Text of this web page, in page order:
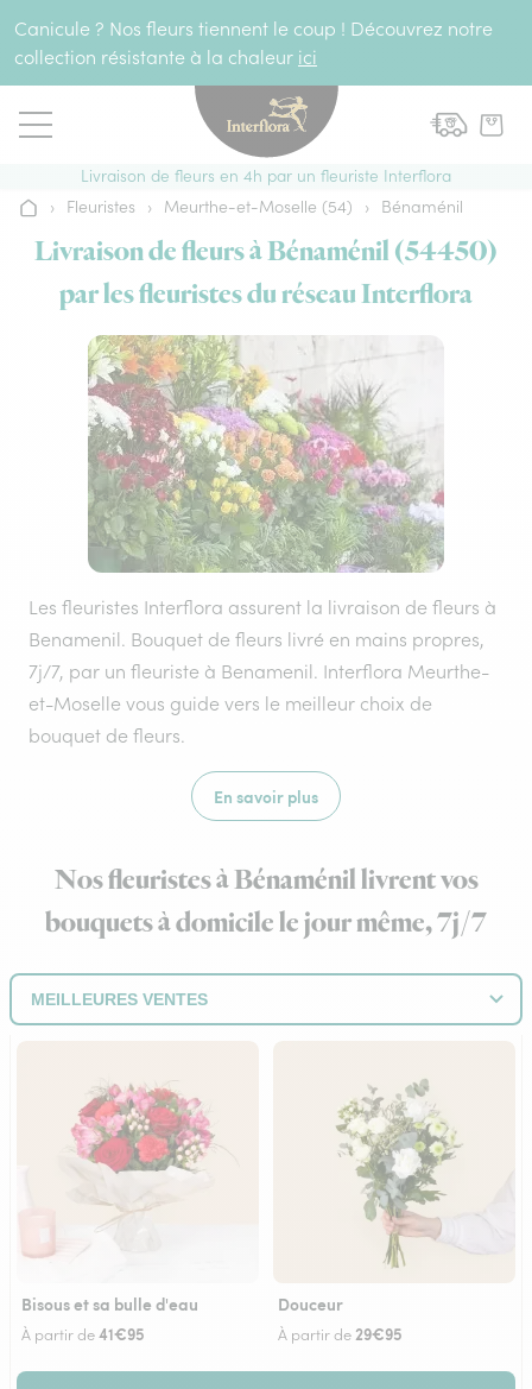
Canicule ? Nos fleurs tiennent le coup ! Découvrez notre
collection résistante à la chaleur ici
Livraison de fleurs en 4h par un fleuriste Interflora
Accueil
› Fleuristes › Meurthe-et-Moselle (54) › Bénaménil
Livraison de fleurs à Bénaménil (54450)
par les fleuristes du réseau Interflora
Les fleuristes Interflora assurent la livraison de fleurs à
Benamenil. Bouquet de fleurs livré en mains propres,
7j/7, par un fleuriste à Benamenil. Interflora Meurthe-
et-Moselle vous guide vers le meilleur choix de
bouquet de fleurs.
En savoir plus
Nos fleuristes à Bénaménil livrent vos
bouquets à domicile le jour même, 7j/7
Bisous et sa bulle d'eau
À partir de41€95
Douceur
À partir de29€95